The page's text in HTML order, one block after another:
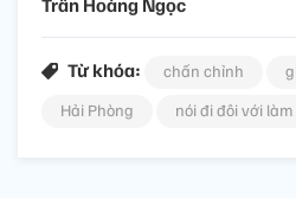
Trần Hoàng Ngọc
Từ khóa: chấn chỉnh
Hải Phòng
nói đi đôi với làm